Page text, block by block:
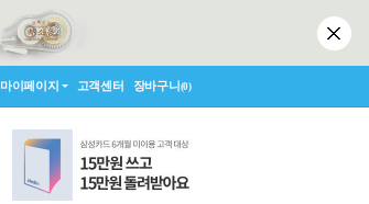
마이페이지 고객센터 장바구니(0)